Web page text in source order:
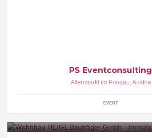
PS Eventconsulting
Altenmarkt im Pongau,Austria
EVENT